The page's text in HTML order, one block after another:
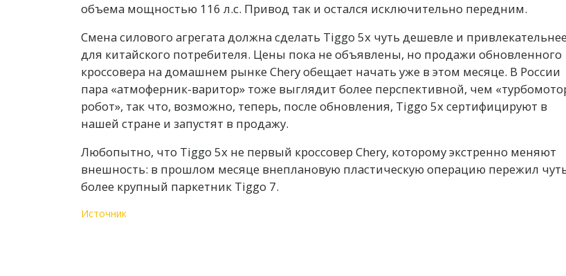
объема мощностью 116 л.с. Привод так и остался исключительно передним.
Смена силового агрегата должна сделать Tiggo 5x чуть дешевле и привлекательнее
для китайского потребителя. Цены пока не объявлены, но продажи обновленного
кроссовера на домашнем рынке Chery обещает начать уже в этом месяце. В России
пара «атмоферник-варитор» тоже выглядит более перспективной, чем
робот», так что, возможно, теперь, после обновления, Tiggo 5x сертифицируют в
нашей стране и запустят в продажу.
Любопытно, что Tiggo 5x не первый кроссовер Chery, которому экстренно меняют
внешность: в прошлом месяце внеплановую пластическую операцию пережил
более крупный паркетник Tiggo 7.
Источник